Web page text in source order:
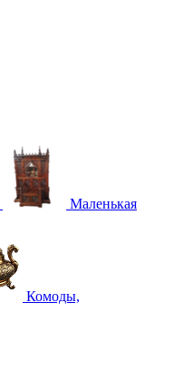
Маленькая
Комоды,